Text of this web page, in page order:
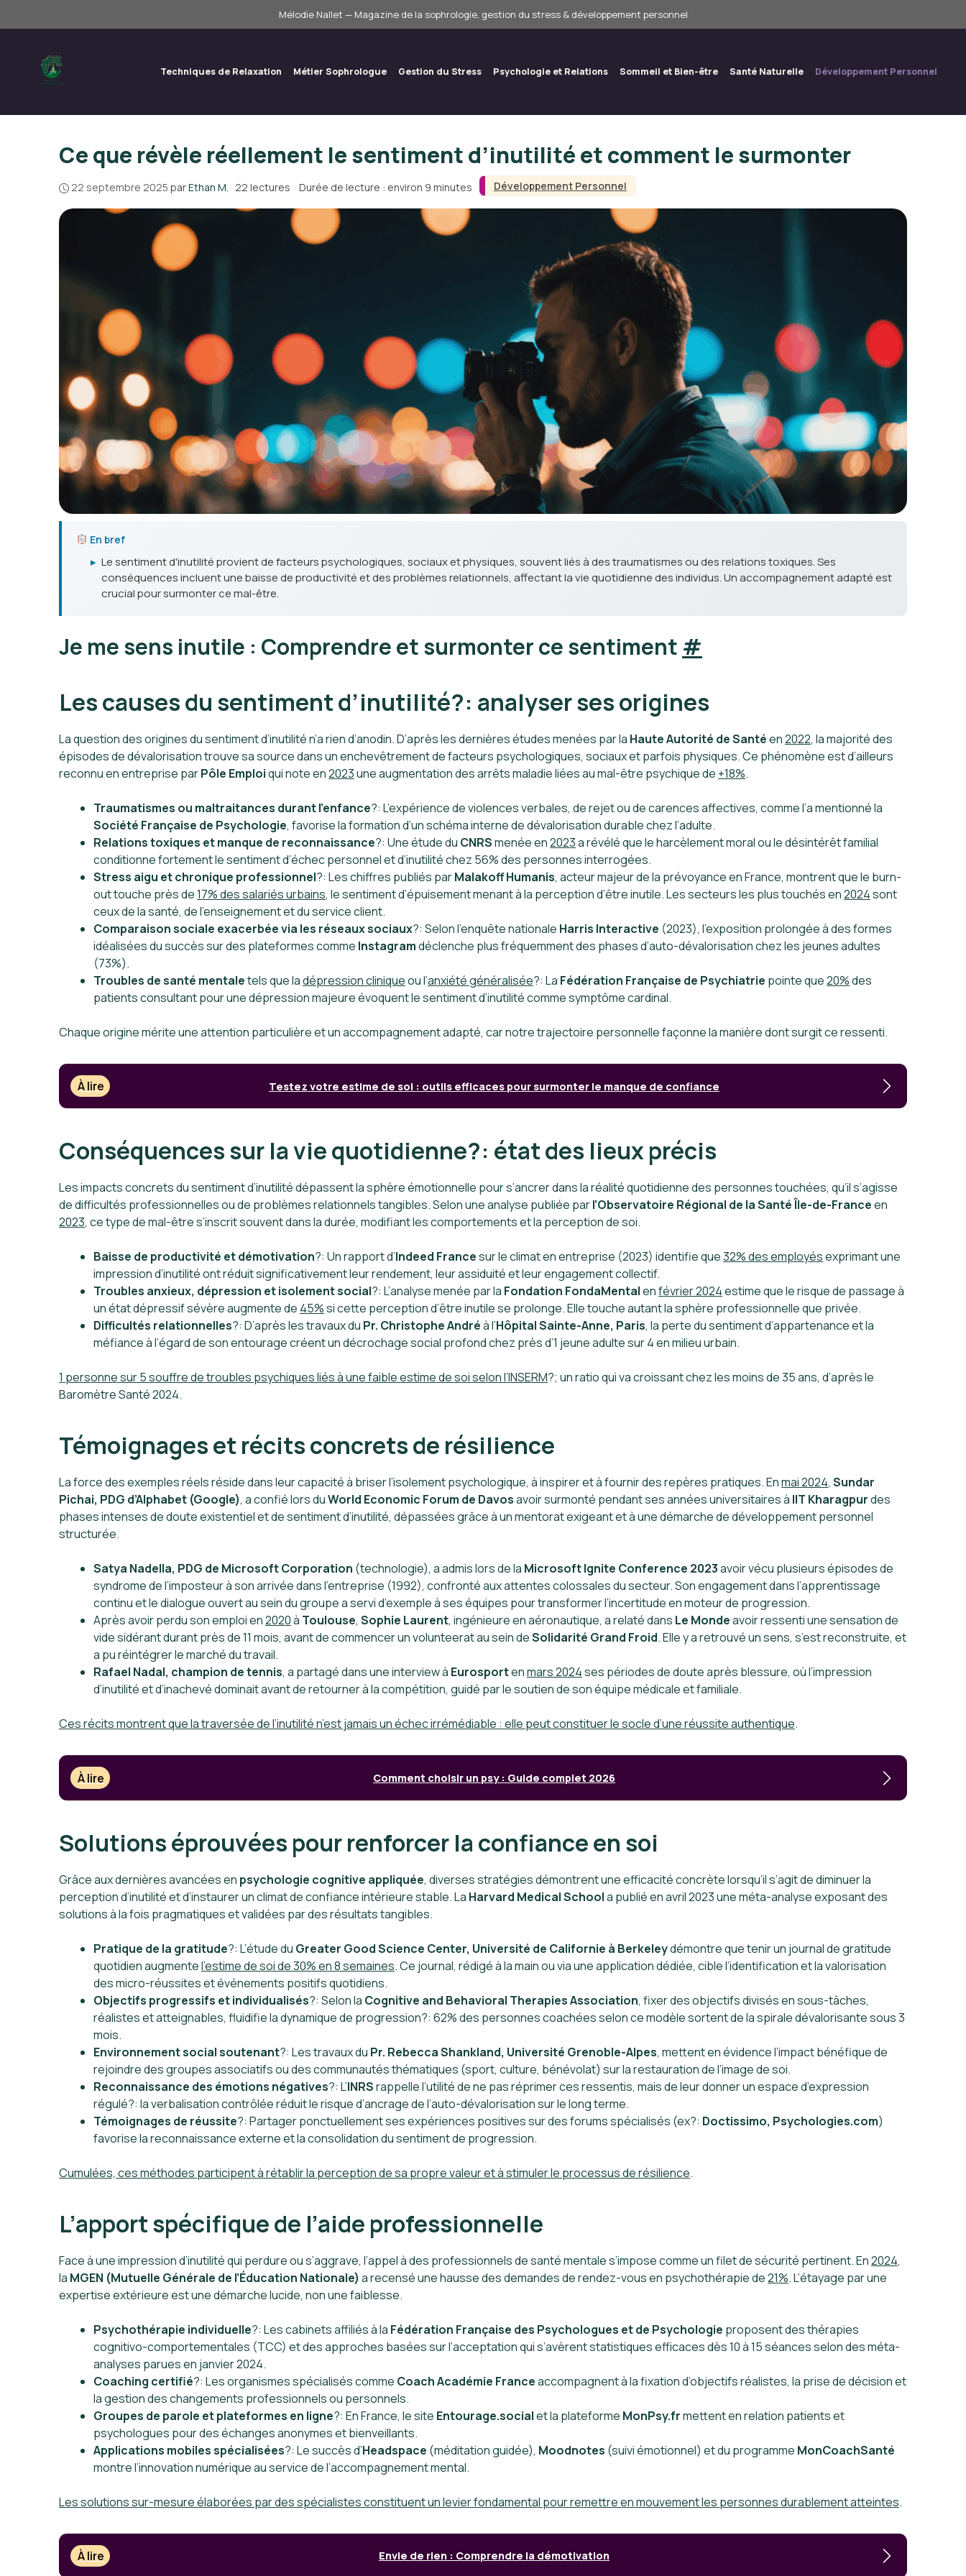
au
Mélodie Nallet — Magazine de la sophrologie, gestion du stress & développement personnel
Techniques de Relaxation Métier Sophrologue Gestion du Stress Psychologie et Relations Sommeil et Bien-être Santé Naturelle Développement Personnel
Développement Personnel
Ce que révèle réellement le sentiment d’inutilité et comment le surmonter
22 septembre 2025 parEthan M. · 22 lectures · Durée de lecture : environ 9 minutes
En bref
▸ Le sentiment d'inutilité provient de facteurs psychologiques, sociaux et physiques, souvent liés à des traumatismes ou des relations toxiques. Ses
conséquences incluent une baisse de productivité et des problèmes relationnels, affectant la vie quotidienne des individus. Un accompagnement adapté est
crucial pour surmonter ce mal-être.
Je me sens inutile : Comprendre et surmonter ce sentiment #
Les causes du sentiment d’inutilité?: analyser ses origines
La question des origines du sentiment d’inutilité n’a rien d’anodin. D’après les dernières études menées par la Haute Autorité de Santéen2022, la majorité des
épisodes de dévalorisation trouve sa source dans un enchevêtrement de facteurs psychologiques, sociaux et parfois physiques. Ce phénomène est d’ailleurs
reconnu en entreprise parPôle Emploiqui note en2023une augmentation des arrêts maladie liées au mal-être psychique de +18%.
Traumatismes ou maltraitances durant l’enfance?: L’expérience de violences verbales, de rejet ou de carences affectives, comme l’a mentionné la
Société Française de Psychologie, favorise la formation d’un schéma interne de dévalorisation durable chez l’adulte.
Relations toxiques et manque de reconnaissance?: Une étude du CNRSmenée en2023a révélé que le harcèlement moral ou le désintérêt familial
conditionne fortement le sentiment d’échec personnel et d’inutilité chez 56% des personnes interrogées.
Stress aigu et chronique professionnel?: Les chiffres publiés parMalakoff Humanis, acteur majeur de la prévoyance en France, montrent que le burn-
out touche près de17% des salariés urbains, le sentiment d’épuisement menant à la perception d’être inutile. Les secteurs les plus touchés en2024sont
ceux de la santé, de l’enseignement et du service client.
Comparaison sociale exacerbée via les réseaux sociaux?: Selon l’enquête nationale Harris Interactive (2023), l’exposition prolongée à des formes
idéalisées du succès sur des plateformes comme Instagramdéclenche plus fréquemment des phases d’auto-dévalorisation chez les jeunes adultes
(73%).
Troubles de santé mentaletels que ladépression cliniqueou l’anxiété généralisée?: La Fédération Française de Psychiatrie pointe que20%des
patients consultant pour une dépression majeure évoquent le sentiment d’inutilité comme symptôme cardinal.
Chaque origine mérite une attention particulière et un accompagnement adapté, car notre trajectoire personnelle façonne la manière dont surgit ce ressenti.
À lire Testez votre estime de soi : outils efficaces pour surmonter le manque de confiance
Conséquences sur la vie quotidienne?: état des lieux précis
Les impacts concrets du sentiment d’inutilité dépassent la sphère émotionnelle pour s’ancrer dans la réalité quotidienne des personnes touchées, qu’il s’agisse
de difficultés professionnelles ou de problèmes relationnels tangibles. Selon une analyse publiée parl’Observatoire Régional de la Santé Île-de-Franceen
2023, ce type de mal-être s’inscrit souvent dans la durée, modifiant les comportements et la perception de soi.
Baisse de productivité et démotivation?: Un rapport d’Indeed Francesur le climat en entreprise (2023) identifie que32% des employésexprimant une
impression d’inutilité ont réduit significativement leur rendement, leur assiduité et leur engagement collectif.
Troubles anxieux, dépression et isolement social?: L’analyse menée par la Fondation FondaMentalenfévrier 2024estime que le risque de passage à
un état dépressif sévère augmente de 45%si cette perception d’être inutile se prolonge. Elle touche autant la sphère professionnelle que privée.
Difficultés relationnelles?: D’après les travaux du Pr. Christophe Andréà l’Hôpital Sainte-Anne, Paris, la perte du sentiment d’appartenance et la
méfiance à l’égard de son entourage créent un décrochage social profond chez près d’1 jeune adulte sur 4 en milieu urbain.
1 personne sur 5 souffre de troubles psychiques liés à une faibleestime de soi selonl’INSERM?; un ratio qui va croissant chez les moins de 35 ans, d’après le
Baromètre Santé 2024.
Témoignages et récits concrets de résilience
La force des exemples réels réside dans leur capacité à briser l’isolement psychologique, à inspirer et à fournir des repères pratiques. Enmai 2024, Sundar
Pichai, PDG d’Alphabet (Google), a confié lors duWorld Economic Forum de Davosavoir surmonté pendant ses années universitaires à IIT Kharagpurdes
phases intenses de doute existentiel et de sentiment d’inutilité, dépassées grâce à un mentorat exigeant et à une démarche de développement personnel
structurée.
Satya Nadella, PDG de Microsoft Corporation (technologie), a admis lors de la Microsoft Ignite Conference 2023avoir vécu plusieurs épisodes de
syndrome de l’imposteur à son arrivée dans l’entreprise (1992), confronté aux attentes colossales du secteur. Son engagement dans l’apprentissage
continu et le dialogue ouvert au sein du groupe a servi d’exemple à ses équipes pour transformer l’incertitude en moteur de progression.
Après avoir perdu son emploi en2020à Toulouse, Sophie Laurent, ingénieure en aéronautique, a relaté dans Le Mondeavoir ressenti une sensation de
vide sidérant durant près de 11 mois, avant de commencer un volunteerat au sein deSolidarité Grand Froid. Elle y a retrouvé un sens, s’est reconstruite, et
a pu réintégrer le marché du travail.
Rafael Nadal, champion de tennis, a partagé dans une interview à Eurosportenmars 2024ses périodes de doute après blessure, où l’impression
d’inutilité et d’inachevé dominait avant de retourner à la compétition, guidé par le soutien de son équipe médicale et familiale.
Ces récits montrent que la traversée de l’inutilité n’est jamais un échec irrémédiable : elle peut constituer le socle d’une réussite authentique.
À lire Comment choisir un psy : Guide complet 2026
Solutions éprouvées pour renforcer la confiance en soi
Grâce aux dernières avancées en psychologie cognitive appliquée, diverses stratégies démontrent une efficacité concrète lorsqu’il s’agit de diminuer la
perception d’inutilité et d’instaurer un climat de confiance intérieure stable. La Harvard Medical Schoola publié en avril 2023 une méta-analyse exposant des
solutions à la fois pragmatiques et validées par des résultats tangibles.
Pratique de la gratitude?: L’étude du Greater Good Science Center, Université de Californie à Berkeleydémontre que tenir un journal de gratitude
quotidien augmentel’estime de soide 30% en 8 semaines. Ce journal, rédigé à la main ou via une application dédiée, cible l’identification et la valorisation
des micro-réussites et événements positifs quotidiens.
Objectifs progressifs et individualisés?: Selon la Cognitive and Behavioral Therapies Association, fixer des objectifs divisés en sous-tâches,
réalistes et atteignables, fluidifie la dynamique de progression?: 62% des personnes coachées selon ce modèle sortent de la spirale dévalorisante sous 3
mois.
Environnement social soutenant?: Les travaux du Pr. Rebecca Shankland, Université Grenoble-Alpes, mettent en évidence l’impact bénéfique de
rejoindre des groupes associatifs ou des communautés thématiques (sport, culture, bénévolat) sur la restauration de l’image de soi.
Reconnaissance des émotions négatives?: L’INRSrappelle l’utilité de ne pas réprimer ces ressentis, mais de leur donner un espace d’expression
régulé?: la verbalisation contrôlée réduit le risque d’ancrage de l’auto-dévalorisation sur le long terme.
Témoignages de réussite?: Partager ponctuellement ses expériences positives sur des forums spécialisés (ex?: Doctissimo, Psychologies.com)
favorise la reconnaissance externe et la consolidation du sentiment de progression.
Cumulées, ces méthodes participent à rétablir la perception de sa propre valeur et à stimuler le processus de résilience.
L’apport spécifique de l’aide professionnelle
Face à une impression d’inutilité qui perdure ou s’aggrave, l’appel à des professionnels de santé mentale s’impose comme un filet de sécurité pertinent. En2024,
la MGEN (Mutuelle Générale de l’Éducation Nationale) a recensé une hausse des demandes de rendez-vous en psychothérapie de21%. L’étayage par une
expertise extérieure est une démarche lucide, non une faiblesse.
Psychothérapie individuelle?: Les cabinets affiliés à la Fédération Française des Psychologues et de Psychologie proposent des thérapies
cognitivo-comportementales (TCC) et des approches basées sur l’acceptation qui s’avèrent statistiques efficaces dès 10 à 15 séances selon des méta-
analyses parues en janvier 2024.
Coaching certifié?: Les organismes spécialisés comme Coach Académie Franceaccompagnent à la fixation d’objectifs réalistes, la prise de décision et
la gestion des changements professionnels ou personnels.
Groupes de parole et plateformes en ligne?: En France, le site Entourage.socialet la plateforme MonPsy.frmettent en relation patients et
psychologues pour des échanges anonymes et bienveillants.
Applications mobiles spécialisées?: Le succès d’Headspace (méditation guidée), Moodnotes (suivi émotionnel) et du programme MonCoachSanté
montre l’innovation numérique au service de l’accompagnement mental.
Les solutions sur-mesure élaborées par des spécialistes constituent un levier fondamental pour remettre en mouvement les personnes durablement atteintes.
À lire Envie de rien : Comprendre la démotivation